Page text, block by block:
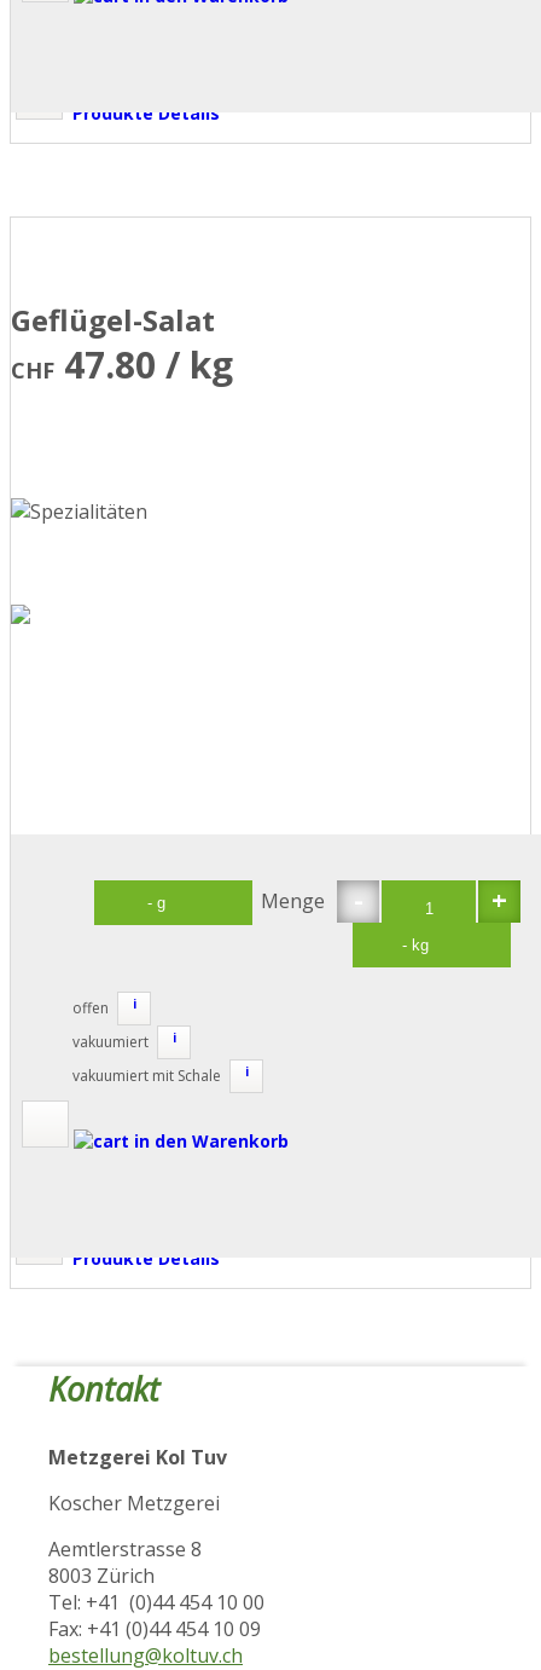
Produkte Details
Geflügel-Salat
CHF 47.80 / kg
Produkte Details
- +
Menge
offen i
vakuumiert i
vakuumiert mit Schale i
in den Warenkorb
Kontakt
Metzgerei Kol Tuv
Koscher Metzgerei
Aemtlerstrasse 8
8003 Zürich
Tel: +41 (0)44 454 10 00
Fax: +41 (0)44 454 10 09
bestellung@koltuv.ch